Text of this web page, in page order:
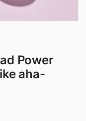
Power
aha-